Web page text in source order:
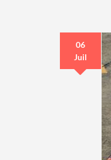
06
Juil